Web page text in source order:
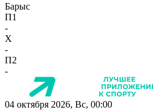
Барыс
П1
-
X
-
П2
-
04 октября 2026, Вс, 00:00